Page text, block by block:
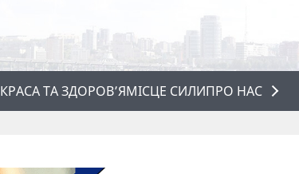
КРАСА ТА ЗДОРОВ’ЯМІСЦЕ СИЛИПРО НАС